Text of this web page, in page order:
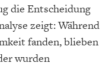
DIE
die Entscheidung
zeigt: Während
fanden, blieben
wurden